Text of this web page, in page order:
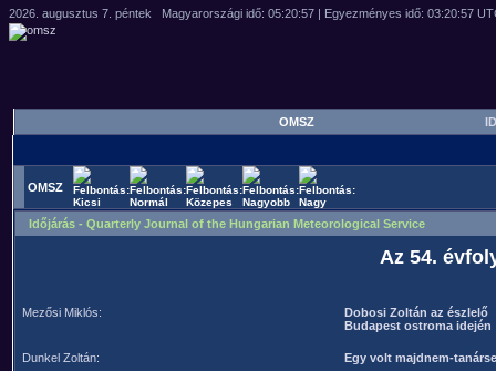
OMSZ
OMSZ
Időjárás - Quarterly Journal of the Hungarian Meteorological Service
Az 54.
Mezősi Miklós:
Dobosi Zoltán az észlelő
Budapest ostroma idején
Dunkel Zoltán: Egy volt majdnem-